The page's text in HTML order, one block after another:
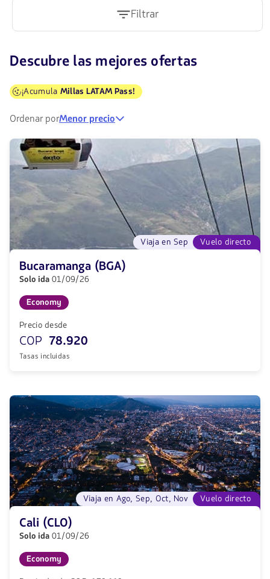
Filtrar
Descubre las mejores ofertas
¡Acumula Millas LATAM Pass!
Ordenar porMenor precio
Vuelo directo
Viaja en Sep
Bucaramanga (BGA)
Solo ida 01/09/26
Economy
Precio desde
COP 78.920
Tasas incluidas
Vuelo directo
Viaja en Ago, Sep, Oct, Nov
Cali (CLO)
Solo ida 01/09/26
Economy